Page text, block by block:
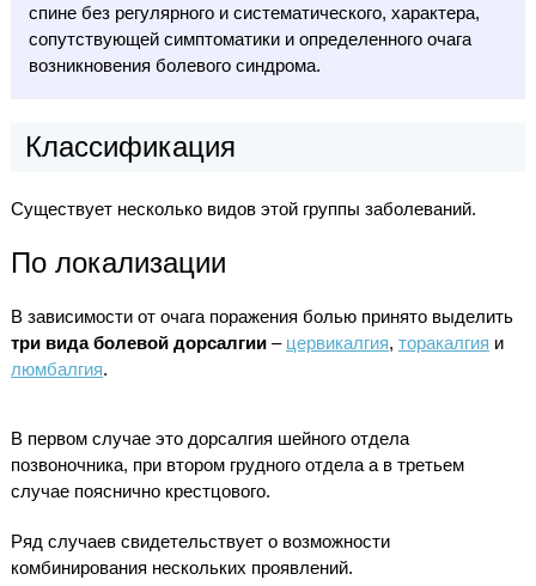
спине без регулярного и систематического, характера,
сопутствующей симптоматики и определенного очага
возникновения болевого синдрома.
Классификация
Существует несколько видов этой группы заболеваний.
По локализации
В зависимости от очага поражения болью принято выделить
три вида болевой дорсалгии– цервикалгия, торакалгия и
люмбалгия.
В первом случае это дорсалгия шейного отдела
позвоночника, при втором грудного отдела а в третьем
случае пояснично крестцового.
Ряд случаев свидетельствует о возможности
комбинирования нескольких проявлений.